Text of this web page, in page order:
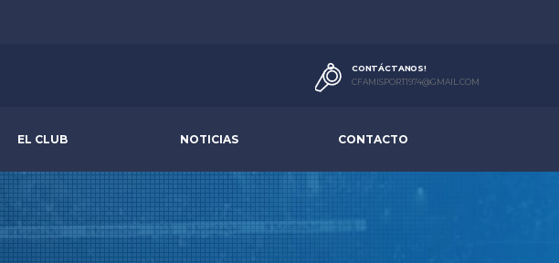
CONTÁCTANOS!
CFAMISPORT1974@GMAIL.COM
EL CLUB NOTICIAS CONTACTO